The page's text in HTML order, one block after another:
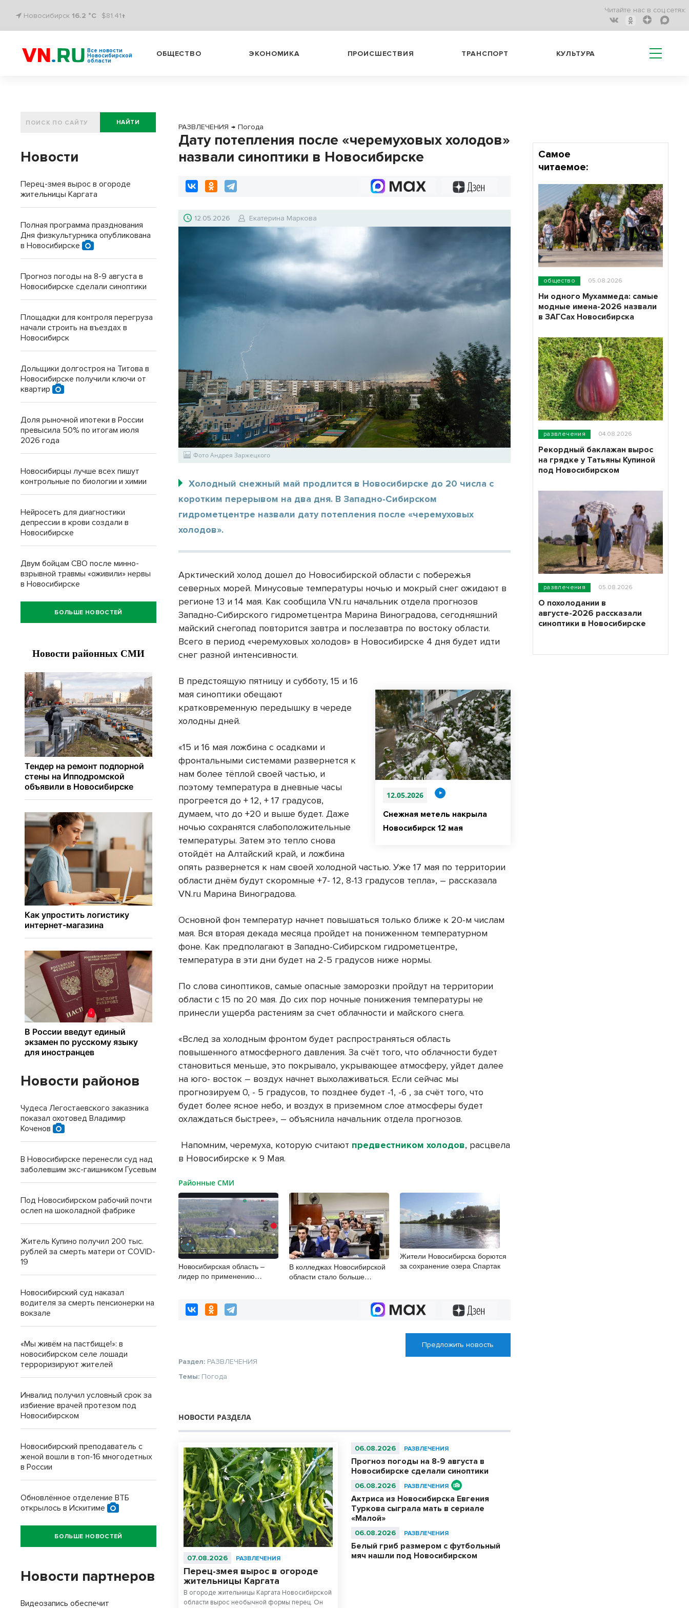
Новосибирск 16.2 °C $81.41↑
Читайте нас в соц.сетях:
Все новости
Новосибирской
области
ОБЩЕСТВО ЭКОНОМИКА ПРОИСШЕСТВИЯ ТРАНСПОРТ КУЛЬТУРА
РАЗВЛЕЧЕНИЯ → Погода
Дату потепления после «черемуховых холодов»
назвали синоптики в Новосибирске
12.05.2026 Екатерина Маркова
Фото Андрея Заржецкого
Холодный снежный май продлится в Новосибирске до 20 числа с
коротким перерывом на два дня. В Западно-Сибирском
гидрометцентре назвали дату потепления после «черемуховых
холодов».
Арктический холод дошел до Новосибирской области с побережья
северных морей. Минусовые температуры ночью и мокрый снег ожидают в
регионе 13 и 14 мая. Как сообщила VN.ru начальник отдела прогнозов
Западно-Сибирского гидрометцентра Марина Виноградова, сегодняшний
майский снегопад повторится завтра и послезавтра по востоку области.
Всего в период «черемуховых холодов» в Новосибирске 4 дня будет идти
снег разной интенсивности.
12.05.2026
Снежная метель накрыла
Новосибирск 12 мая
В предстоящую пятницу и субботу, 15 и 16
мая синоптики обещают
кратковременную передышку в череде
холодны дней.
«15 и 16 мая ложбина с осадками и
фронтальными системами развернется к
нам более тёплой своей частью, и
поэтому температура в дневные часы
прогреется до + 12, + 17 градусов,
думаем, что до +20 и выше будет. Даже
ночью сохранятся слабоположительные
температуры. Затем это тепло снова
отойдёт на Алтайский край, и ложбина
опять развернется к нам своей холодной частью. Уже 17 мая по территории
области днём будут скоромные +7- 12, 8-13 градусов тепла», – рассказала
VN.ru Марина Виноградова.
Основной фон температур начнет повышаться только ближе к 20-м числам
мая. Вся вторая декада месяца пройдет на пониженном температурном
фоне. Как предполагают в Западно-Сибирском гидрометцентре,
температура в эти дни будет на 2-5 градусов ниже нормы.
По слова синоптиков, самые опасные заморозки пройдут на территории
области с 15 по 20 мая. До сих пор ночные понижения температуры не
принесли ущерба растениям за счет облачности и майского снега.
«Вслед за холодным фронтом будет распространяться область
повышенного атмосферного давления. За счёт того, что облачности будет
становиться меньше, это покрывало, укрывающее атмосферу, уйдет далее
на юго- восток – воздух начнет выхолаживаться. Если сейчас мы
прогнозируем 0, - 5 градусов, то позднее будет -1, -6 , за счёт того, что
будет более ясное небо, и воздух в приземном слое атмосферы будет
охлаждаться быстрее», – объяснила начальник отдела прогнозов.
Напомним, черемуха, которую считают предвестником холодов, расцвела
в Новосибирске к 9 Мая.
Районные СМИ
Новосибирская область –
лидер по применению
В колледжах Новосибирской
области стало больше
Жители Новосибирска борются
за сохранение озера Спартак
Предложить новость
Раздел: РАЗВЛЕЧЕНИЯ
Темы: Погода
НОВОСТИ РАЗДЕЛА
07.08.2026 РАЗВЛЕЧЕНИЯ
Перец-змея вырос в огороде
жительницы Каргата
В огороде жительницы Каргата Новосибирской
области вырос необычной формы перец. Он
06.08.2026 РАЗВЛЕЧЕНИЯ
Прогноз погоды на 8-9 августа в
Новосибирске сделали синоптики
06.08.2026 РАЗВЛЕЧЕНИЯ
Актриса из Новосибирска Евгения
Туркова сыграла мать в сериале
«Малой»
06.08.2026 РАЗВЛЕЧЕНИЯ
Белый гриб размером с футбольный
мяч нашли под Новосибирском
НАЙТИ
Новости
Перец-змея вырос в огороде
жительницы Каргата
Полная программа празднования
Дня физкультурника опубликована
в Новосибирске
Прогноз погоды на 8-9 августа в
Новосибирске сделали синоптики
Площадки для контроля перегруза
начали строить на въездах в
Новосибирск
Дольщики долгостроя на Титова в
Новосибирске получили ключи от
квартир
Доля рыночной ипотеки в России
превысила 50% по итогам июля
2026 года
Новосибирцы лучше всех пишут
контрольные по биологии и химии
Нейросеть для диагностики
депрессии в крови создали в
Новосибирске
Двум бойцам СВО после минно-
взрывной травмы «оживили» нервы
в Новосибирске
БОЛЬШЕ НОВОСТЕЙ
Новости районов
Чудеса Легостаевского заказника
показал охотовед Владимир
Коченов
В Новосибирске перенесли суд над
заболевшим экс-гаишником Гусевым
Под Новосибирском рабочий почти
ослеп на шоколадной фабрике
Житель Купино получил 200 тыс.
рублей за смерть матери от COVID-
19
Новосибирский суд наказал
водителя за смерть пенсионерки на
вокзале
«Мы живём на пастбище!»: в
новосибирском селе лошади
терроризируют жителей
Инвалид получил условный срок за
избиение врачей протезом под
Новосибирском
Новосибирский преподаватель с
женой вошли в топ-16 многодетных
в России
Обновлённое отделение ВТБ
открылось в Искитиме
БОЛЬШЕ НОВОСТЕЙ
Новости партнеров
Видеозапись обеспечит
Самое
читаемое:
общество 05.08.2026
Ни одного Мухаммеда: самые
модные имена-2026 назвали
в ЗАГСах Новосибирска
развлечения 04.08.2026
Рекордный баклажан вырос
на грядке у Татьяны Купиной
под Новосибирском
развлечения 05.08.2026
О похолодании в
августе-2026 рассказали
синоптики в Новосибирске